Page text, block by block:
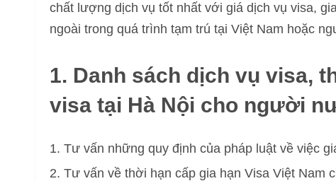
chất lượng dịch vụ tốt nhất với giá dịch vụ visa,
ngoài trong quá trình tạm trú tại Việt Nam hoặc
1. Danh sách dịch vụ visa,
visa tại Hà Nội cho người
Tư vấn những quy định của pháp luật về việc
Tư vấn về thời hạn cấp gia hạn Visa Việt Nam